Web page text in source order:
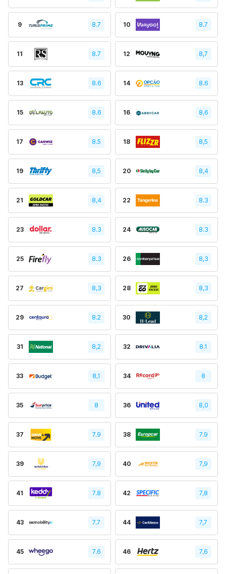
9 8.7 10 8.7
11 8.7 12 8,7
13 8.6 14 8.6
15 8.6 16 8,6
17 8.5 18 8,5
19 8,5 20 8,4
21 8,4 22 8.3
23 8.3 24 8.3
25 8.3 26 8,3
27 8,3 28 8,3
29 8.2 30 8,2
31 8,2 32 8.1
33 8,1 34 8
35 8 36 8,0
37 7.9 38 7.9
39 7,9 40 7,9
41 7.8 42 7,8
43 7.7 44 7,7
45 7.6 46 7,6